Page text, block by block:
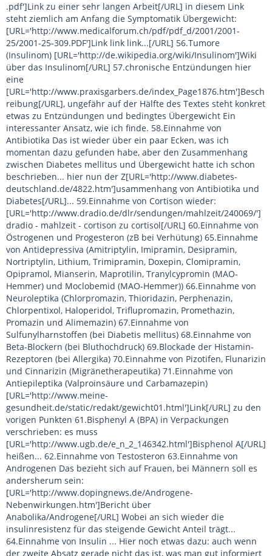
.pdf']Link zu einer sehr langen Arbeit[/URL] in diesem Link
steht ziemlich am Anfang die Symptomatik Übergewicht:
[URL='http://www.medicalforum.ch/pdf/pdf_d/2001/2001-
25/2001-25-309.PDF']Link link link...[/URL] 56.Tumore
(Insulinom) [URL='http://de.wikipedia.org/wiki/Insulinom']Wiki
über das Insulinom[/URL] 57.chronische Entzündungen hier
eine
[URL='http://www.praxisgarbers.de/index_Page1876.htm']Besch
reibung[/URL], ungefähr auf der Hälfte des Textes steht konkret
etwas zu Entzündungen und bedingtes Übergewicht Ein
interessanter Ansatz, wie ich finde. 58.Einnahme von
Antibiotika Das ist wieder über ein paar Ecken, was ich
momentan dazu gefunden habe, aber den Zusammenhang
zwischen Diabetes mellitus und Übergewicht hatte ich schon
beschrieben... hier nun der Z[URL='http://www.diabetes-
deutschland.de/4822.htm']usammenhang von Antibiotika und
Diabetes[/URL]... 59.Einnahme von Cortison wieder:
[URL='http://www.dradio.de/dlr/sendungen/mahlzeit/240069/']
dradio - mahlzeit - cortison zu cortisol[/URL] 60.Einnahme von
Östrogenen und Progesteron (zB bei Verhütung) 65.Einnahme
von Antidepressiva (Amitriptylin, Imipramin, Desipramin,
Nortriptylin, Lithium, Trimipramin, Doxepin, Clomipramin,
Opipramol, Mianserin, Maprotilin, Tranylcypromin (MAO-
Hemmer) und Moclobemid (MAO-Hemmer)) 66.Einnahme von
Neuroleptika (Chlorpromazin, Thioridazin, Perphenazin,
Chlorpentixol, Haloperidol, Triflupromazin, Promethazin,
Promazin und Alimemazin) 67.Einnahme von
Sulfunylharnstoffen (bei Diabetis mellitus) 68.Einnahme von
Beta-Blockern (bei Bluthochdruck) 69.Blockade der Histamin-
Rezeptoren (bei Allergika) 70.Einnahme von Pizotifen, Flunarizin
und Cinnarizin (Migränetherapeutika) 71.Einnahme von
Antiepileptika (Valproinsäure und Carbamazepin)
[URL='http://www.meine-
gesundheit.de/static/redakt/gewicht01.html']Link[/URL] zu den
vorigen Punkten 61.Bisphenyl A (BPA) in Verpackungen
verschrieben: es muss
[URL='http://www.ugb.de/e_n_2_146342.html']Bisphenol A[/URL]
heißen... 62.Einnahme von Testosteron 63.Einnahme von
Androgenen Das bezieht sich auf Frauen, bei Männern soll es
andersherum sein:
[URL='http://www.dopingnews.de/Androgene-
Nebenwirkungen.htm']Bericht über
Anabolika/Androgene[/URL] Wobei an sich wieder die
insulinresistenz für das steigende Gewicht Anteil trägt...
64.Einnahme von Insulin ... Hier noch etwas dazu: auch wenn
der zweite Absatz gerade nicht das ist, was man gut informiert